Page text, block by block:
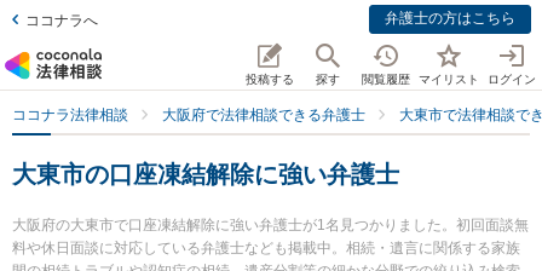
ココナラへ 弁護士の方はこちら
投稿する 探す 閲覧履歴 マイリスト ログイン
ココナラ法律相談 大阪府で法律相談できる弁護士 大東市で法律相談で
大東市の口座凍結解除に強い弁護士
大阪府の大東市で口座凍結解除に強い弁護士が1名見つかりました。初回面談無
料や休日面談に対応している弁護士なども掲載中。相続・遺言に関係する家族